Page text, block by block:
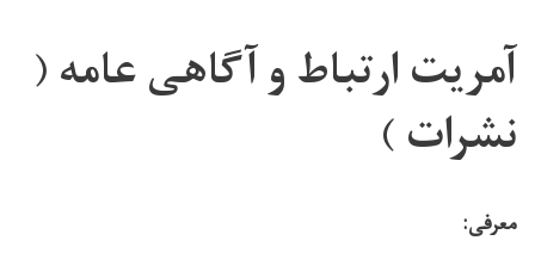
آمریت ارتباط و آگاهی عامه (
نشرات )
معرفی: